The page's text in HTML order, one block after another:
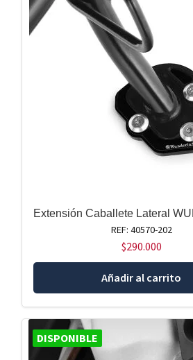
Extensión Caballete Lateral
REF: 40570-202
$290.000
Añadir al carrito
DISPONIBLE